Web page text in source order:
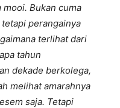
Bukan cuma
perangainya
terlihat dari
tahun
dekade berkolega,
melihat amarahnya
saja. Tetapi